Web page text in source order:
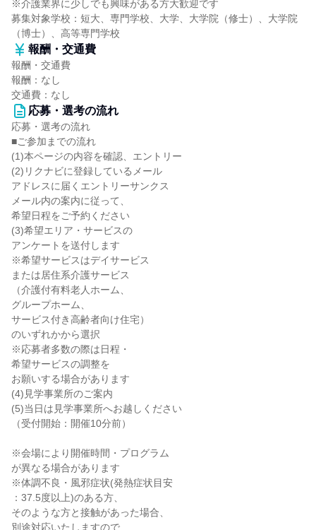
※介護業界に少しでも興味がある方大歓迎です
募集対象学校：短大、専門学校、大学、大学院（修士）、大学院
（博士）、高等専門学校
報酬・交通費
報酬・交通費
報酬：なし
交通費：なし
応募・選考の流れ
応募・選考の流れ
■ご参加までの流れ
(1)本ページの内容を確認、エントリー
(2)リクナビに登録しているメール
アドレスに届くエントリーサンクス
メール内の案内に従って、
希望日程をご予約ください
(3)希望エリア・サービスの
アンケートを送付します
※希望サービスはデイサービス
または居住系介護サービス
（介護付有料老人ホーム、
グループホーム、
サービス付き高齢者向け住宅）
のいずれかから選択
※応募者多数の際は日程・
希望サービスの調整を
お願いする場合があります
(4)見学事業所のご案内
(5)当日は見学事業所へお越しください
（受付開始：開催10分前）
※会場により開催時間・プログラム
が異なる場合があります
※体調不良・風邪症状(発熱症状目安
：37.5度以上)のある方、
そのような方と接触があった場合、
別途対応いたしますので